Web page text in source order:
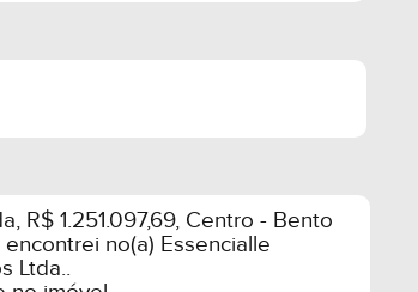
se pelo verde!
informações, entre em